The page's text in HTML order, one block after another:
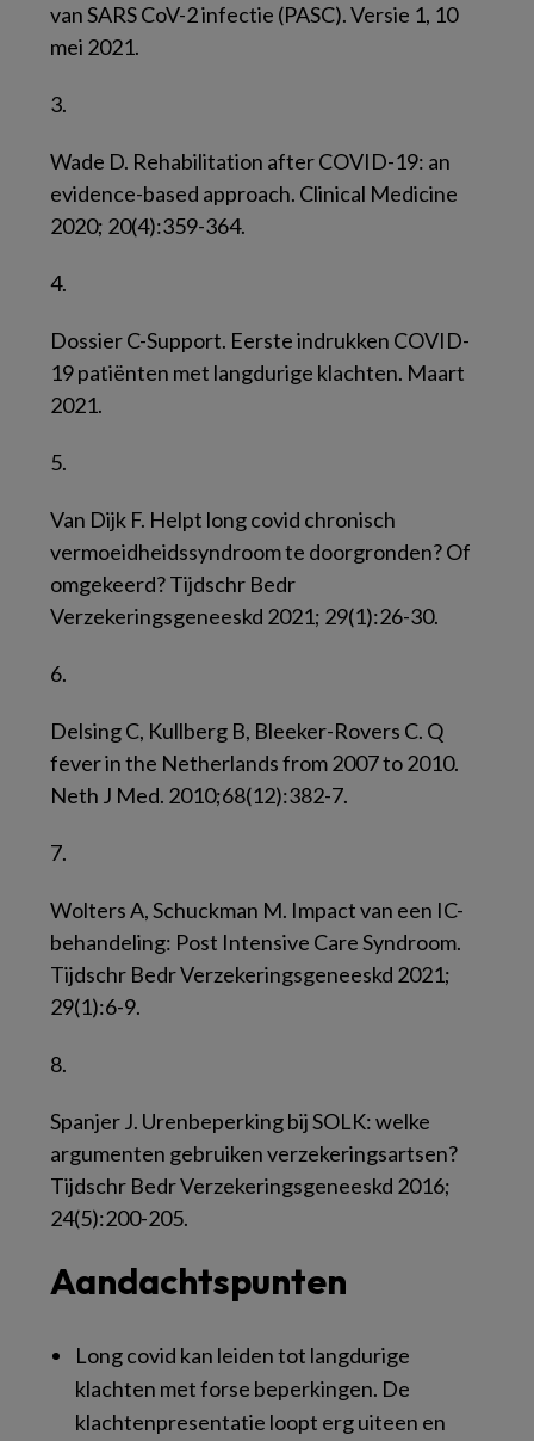
van SARS CoV-2 infectie (PASC). Versie 1, 10
mei 2021.
3.
Wade D. Rehabilitation after COVID-19: an
evidence-based approach. Clinical Medicine
2020; 20(4):359-364.
4.
Dossier C-Support. Eerste indrukken COVID-
19 patiënten met langdurige klachten. Maart
2021.
5.
Van Dijk F. Helpt long covid chronisch
vermoeidheidssyndroom te doorgronden? Of
omgekeerd? Tijdschr Bedr
Verzekeringsgeneeskd 2021; 29(1):26-30.
6.
Delsing C, Kullberg B, Bleeker-Rovers C. Q
fever in the Netherlands from 2007 to 2010.
Neth J Med. 2010;68(12):382-7.
7.
Wolters A, Schuckman M. Impact van een IC-
behandeling: Post Intensive Care Syndroom.
Tijdschr Bedr Verzekeringsgeneeskd 2021;
29(1):6-9.
8.
Spanjer J. Urenbeperking bij SOLK: welke
argumenten gebruiken verzekeringsartsen?
Tijdschr Bedr Verzekeringsgeneeskd 2016;
24(5):200-205.
Aandachtspunten
Long covid kan leiden tot langdurige
klachten met forse beperkingen. De
klachtenpresentatie loopt erg uiteen en